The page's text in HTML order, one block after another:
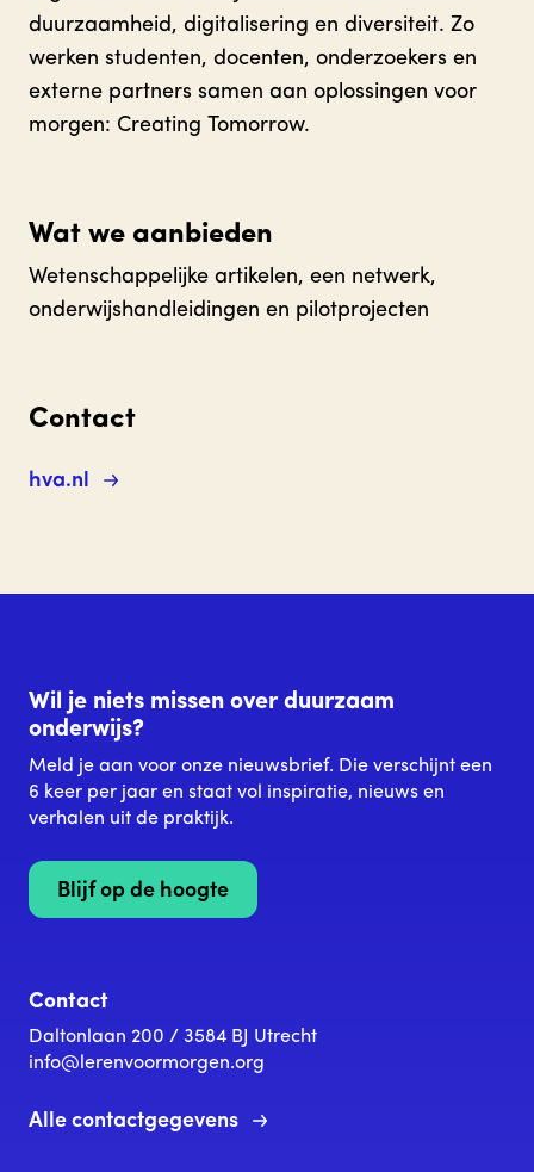
duurzaamheid, digitalisering en diversiteit. Zo
werken studenten, docenten, onderzoekers en
externe partners samen aan oplossingen voor
morgen: Creating Tomorrow.
Wat we aanbieden
Wetenschappelijke artikelen, een netwerk,
onderwijshandleidingen en pilotprojecten
Contact
hva.nl
Wil je niets missen over duurzaam
onderwijs?
Meld je aan voor onze nieuwsbrief. Die verschijnt een
6 keer per jaar en staat vol inspiratie, nieuws en
verhalen uit de praktijk.
Blijf op de hoogte
Contact
Daltonlaan 200 / 3584 BJ Utrecht
info@lerenvoormorgen.org
Alle contactgegevens